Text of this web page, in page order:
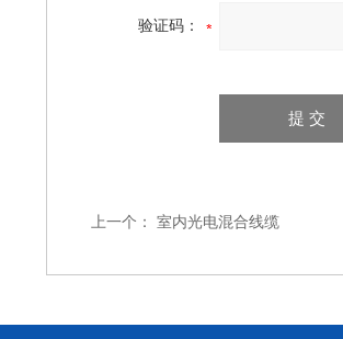
验证码：
上一个： 室内光电混合线缆